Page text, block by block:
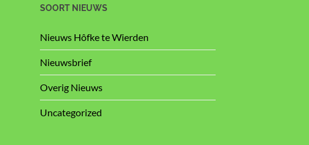
SOORT NIEUWS
Nieuws Hôfke te Wierden
Nieuwsbrief
Overig Nieuws
Uncategorized